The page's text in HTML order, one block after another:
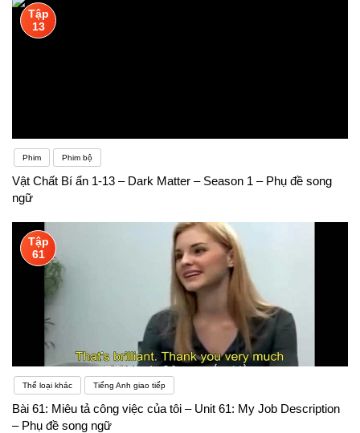
Tập
13
Phim Phim bộ
Vật Chất Bí ẩn 1-13 – Dark Matter – Season 1 – Phụ đề song
ngữ
Tập
61
Thể loại khác Tiếng Anh giao tiếp
Bài 61: Miêu tả công việc của tôi – Unit 61: My Job Description
– Phụ đề song ngữ